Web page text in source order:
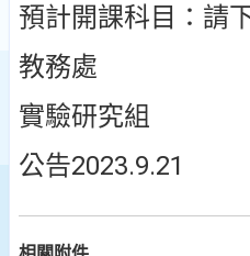
預計開課科目：請
教務處
實驗研究組
公告2023.9.21